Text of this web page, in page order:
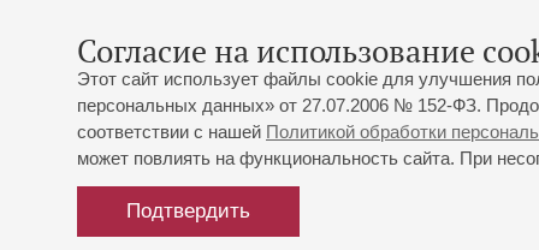
Согласие на использование
Этот сайт использует файлы cookie для улучшения
персональных данных» от 27.07.2006 № 152-ФЗ.
соответствии с нашей Политикой обработки
может повлиять на функциональность сайта. При
Подтвердить